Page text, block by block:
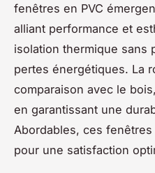
fenêtres en PVC
alliant performance et
isolation thermique sans
pertes énergétiques. La
comparaison avec le
en garantissant une
Abordables, ces
pour une satisfaction